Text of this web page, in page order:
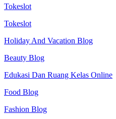
Tokeslot
Tokeslot
Holiday And Vacation Blog
Beauty Blog
Edukasi Dan Ruang Kelas Online
Food Blog
Fashion Blog